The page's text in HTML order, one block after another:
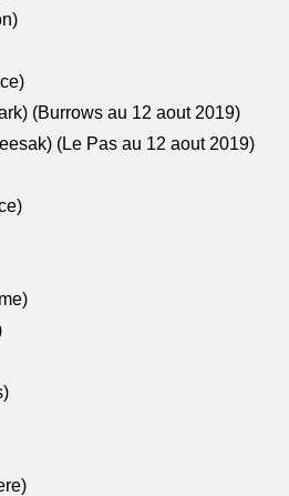
(Burrows au 12 aout 2019)
(Le Pas au 12 aout 2019)